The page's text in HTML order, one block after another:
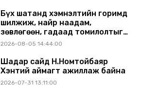
Бүх шатанд хэмнэлтийн горимд
шилжиж, найр наадам,
зөвлөгөөн, гадаад томилолтыг
хориглолоо
2026-08-05 14:44:00
Шадар сайд Н.Номтойбаяр
Хэнтий аймагт ажиллаж байна
2026-07-31 13:11:00